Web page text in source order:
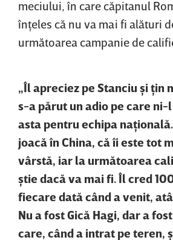
meciului, în care căpitanul
înţeles că nu va mai fi alături
următoarea campanie de
„Îl apreciez pe Stanciu şi ţin
s-a părut un adio pe care ni-
asta pentru echipa
joacă în China, că îi este tot
vârstă, iar la următoarea
ştie dacă va mai fi. Îl cred
fiecare dată când a venit,
Nu a fost Gică Hagi, dar a
care, când a intrat pe teren,